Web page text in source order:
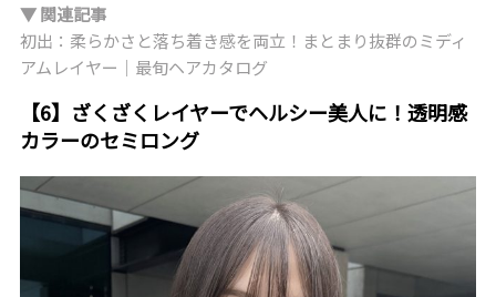
▼ 関連記事
初出：柔らかさと落ち着き感を両立！まとまり抜群のミディ
アムレイヤー｜最旬ヘアカタログ
【6】ざくざくレイヤーでヘルシー美人に！透明感
カラーのセミロング